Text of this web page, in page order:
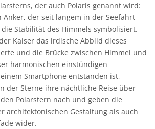
der auch Polaris genannt wird:
der seit langem in der Seefahrt
Stabilität des Himmels symbolisiert.
Kaiser das irdische Abbild dieses
und die Brücke zwischen Himmel und
harmonischen einstündigen
Smartphone entstanden ist,
der Sterne ihre nächtliche Reise über
Polarstern nach und geben die
architektonischen Gestaltung als auch
wider.